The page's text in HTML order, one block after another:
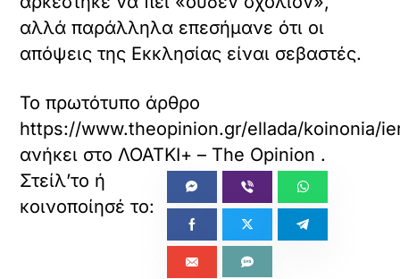
αλλά παράλληλα επεσήμανε ότι οι
απόψεις της Εκκλησίας είναι σεβαστές.
Το πρωτότυπο άρθρο
https://www.theopinion.gr/ellada/koinonia/
ανήκει στοΛΟΑΤΚΙ+ – The Opinion .